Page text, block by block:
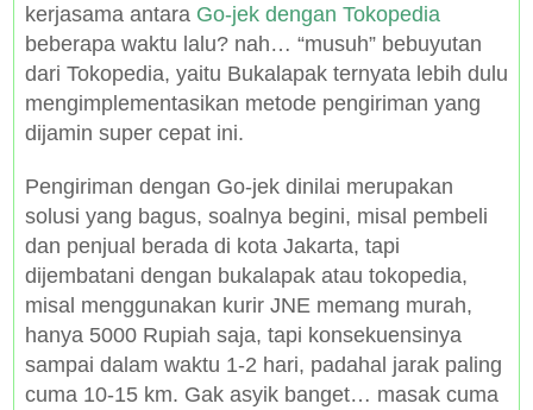
kerjasama antara Go-jek dengan Tokopedia
beberapa waktu lalu? nah… “musuh” bebuyutan
dari Tokopedia, yaitu Bukalapak ternyata lebih dulu
mengimplementasikan metode pengiriman yang
dijamin super cepat ini.
Pengiriman dengan Go-jek dinilai merupakan
solusi yang bagus, soalnya begini, misal pembeli
dan penjual berada di kota Jakarta, tapi
dijembatani dengan bukalapak atau tokopedia,
misal menggunakan kurir JNE memang murah,
hanya 5000 Rupiah saja, tapi konsekuensinya
sampai dalam waktu 1-2 hari, padahal jarak paling
cuma 10-15 km. Gak asyik banget… masak cuma